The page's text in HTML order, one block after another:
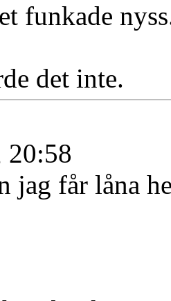
funkade
det inte.
20:58
jag får låna